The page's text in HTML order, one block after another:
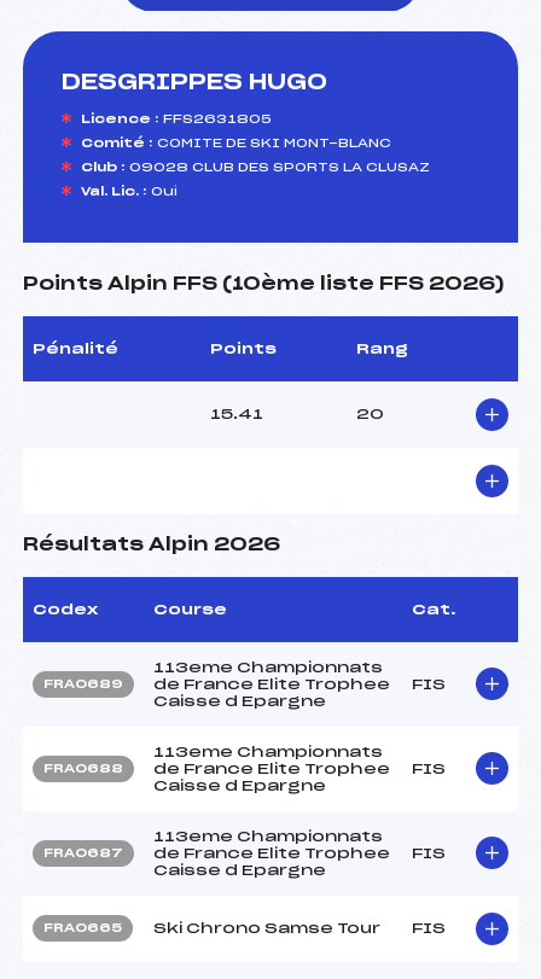
DESGRIPPES HUGO
Licence : FFS2631805
Comité : COMITE DE SKI MONT-BLANC
Club : 09028 CLUB DES SPORTS LA CLUSAZ
Val. Lic. : Oui
Points Alpin FFS (10ème liste FFS 2026)
Pénalité Points Rang
15.41 20
Résultats Alpin 2026
Codex Course Cat.
FRA0689
113eme Championnats
de France Elite Trophee
Caisse d Epargne
FIS
FRA0688
113eme Championnats
de France Elite Trophee
Caisse d Epargne
FIS
FRA0687
113eme Championnats
de France Elite Trophee
Caisse d Epargne
FIS
FRA0665 Ski Chrono Samse Tour FIS